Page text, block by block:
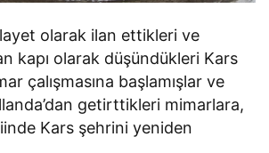
olarak ilan ettikleri ve
kapı olarak düşündükleri Kars
çalışmasına başlamışlar ve
getirttikleri mimarlara,
Kars şehrini yeniden